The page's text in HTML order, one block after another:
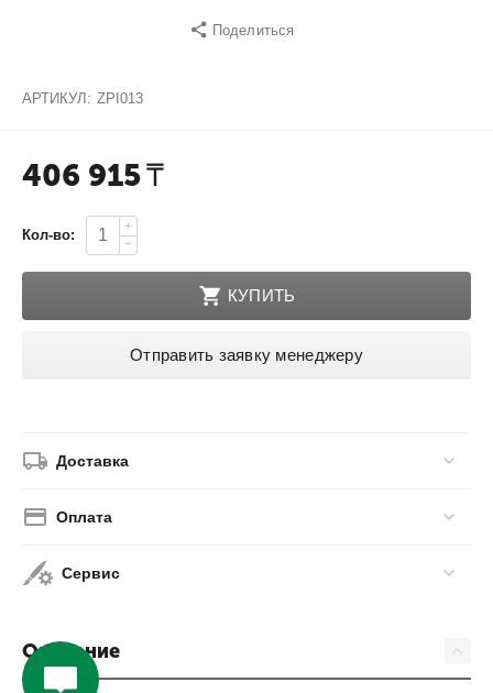
Поделиться
АРТИКУЛ: ZPI013
406 915₸
Кол-во:
+
−
КУПИТЬ
Отправить заявку менеджеру
Доставка
Оплата
Сервис
Описание